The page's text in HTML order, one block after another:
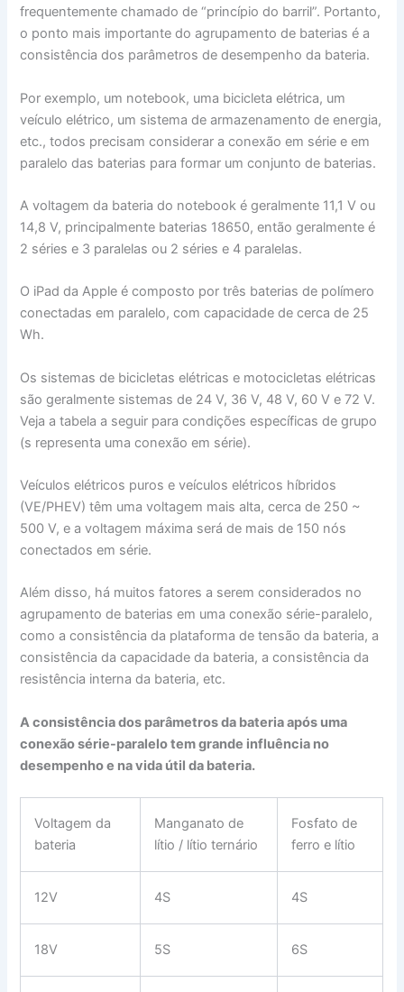
frequentemente chamado de “princípio do barril”. Portanto,
o ponto mais importante do agrupamento de baterias é a
consistência dos parâmetros de desempenho da bateria.
Por exemplo, um notebook, uma bicicleta elétrica, um
veículo elétrico, um sistema de armazenamento de energia,
etc., todos precisam considerar a conexão em série e em
paralelo das baterias para formar um conjunto de baterias.
A voltagem da bateria do notebook é geralmente 11,1 V ou
14,8 V, principalmente baterias 18650, então geralmente é
2 séries e 3 paralelas ou 2 séries e 4 paralelas.
O iPad da Apple é composto por três baterias de polímero
conectadas em paralelo, com capacidade de cerca de 25
Wh.
Os sistemas de bicicletas elétricas e motocicletas elétricas
são geralmente sistemas de 24 V, 36 V, 48 V, 60 V e 72 V.
Veja a tabela a seguir para condições específicas de grupo
(s representa uma conexão em série).
Veículos elétricos puros e veículos elétricos híbridos
(VE/PHEV) têm uma voltagem mais alta, cerca de 250 ~
500 V, e a voltagem máxima será de mais de 150 nós
conectados em série.
Além disso, há muitos fatores a serem considerados no
agrupamento de baterias em uma conexão série-paralelo,
como a consistência da plataforma de tensão da bateria, a
consistência da capacidade da bateria, a consistência da
resistência interna da bateria, etc.
A consistência dos parâmetros da bateria após uma
conexão série-paralelo tem grande influência no
desempenho e na vida útil da bateria.
Voltagem da
bateria
Manganato de
lítio / lítio ternário
Fosfato de
ferro e lítio
12V 4S 4S
18V 5S 6S